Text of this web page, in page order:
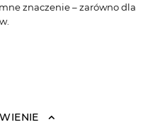
znaczenie – zarówno dla